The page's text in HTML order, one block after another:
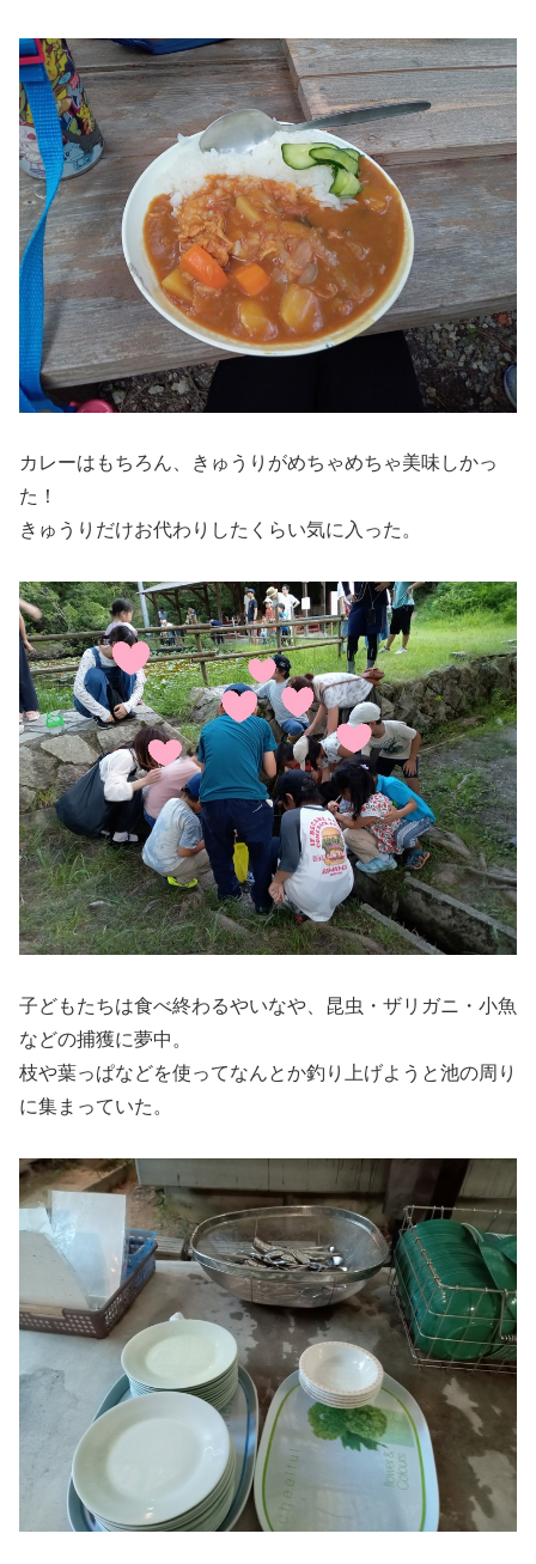
カレーはもちろん、きゅうりがめちゃめちゃ美味しかっ
た！
きゅうりだけお代わりしたくらい気に入った。
子どもたちは食べ終わるやいなや、昆虫・ザリガニ・小魚
などの捕獲に夢中。
枝や葉っぱなどを使ってなんとか釣り上げようと池の周り
に集まっていた。